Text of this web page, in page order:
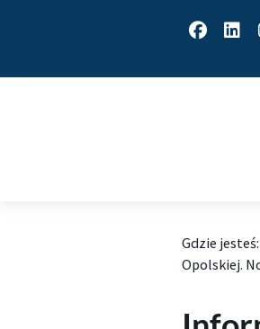
Gdzie jesteś:
Opolskiej.